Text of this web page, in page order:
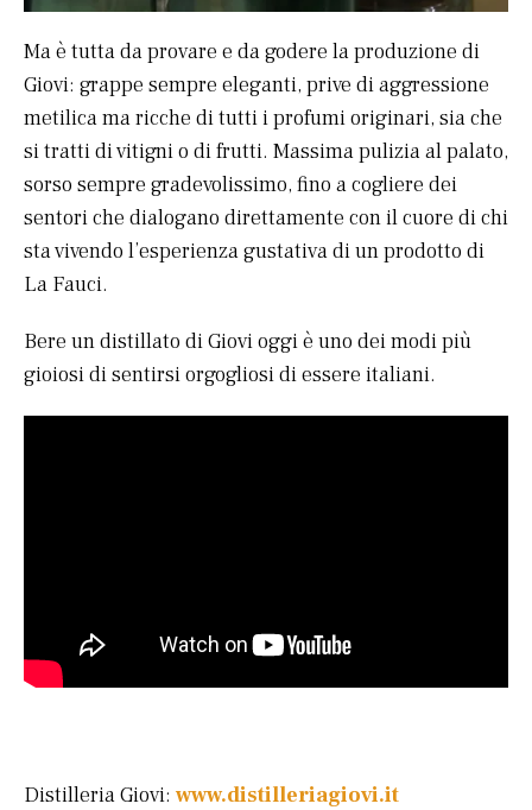
Ma è tutta da provare e da godere la produzione di
Giovi: grappe sempre eleganti, prive di aggressione
metilica ma ricche di tutti i profumi originari, sia che
si tratti di vitigni o di frutti. Massima pulizia al palato,
sorso sempre gradevolissimo, fino a cogliere dei
sentori che dialogano direttamente con il cuore di chi
sta vivendo l’esperienza gustativa di un prodotto di
La Fauci.
Bere un distillato di Giovi oggi è uno dei modi più
gioiosi di sentirsi orgogliosi di essere italiani.
Distilleria Giovi: www.distilleriagiovi.it